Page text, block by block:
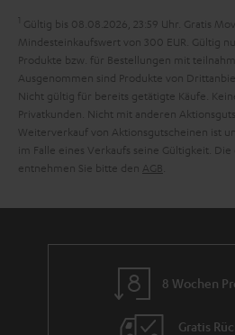
n
t
i
e
1 Gültig bis 08.08.2026, 23:59 Uhr. Gratis
Mindesteinkaufswert von 300 EUR. Gültig
Produkte bzw. für Bestellungen mit
Ausgenommen sind Produkte von
Nicht gültig für bereits getätigte Käufe.
Privatkunden. Nicht mit anderen
Weiterverkauf von Aktionsgutscheinen ist
im Falle eines Verkaufs seine Gültigkeit.
entnehmen Sie bitte den AGB
8 Wochen
Gratis